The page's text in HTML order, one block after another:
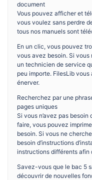
document
Vous pouvez afficher et
vous voulez sans perdre
tous nos manuels sont
En un clic, vous pouvez
vous avez besoin. Si
un technicien de service
peu importe. FilesLib
énerver.
Recherchez par une
pages uniques
Si vous n’avez pas besoin
faire, vous pouvez
besoin. Si vous ne
besoin d’instructions
instructions différents afin
Savez-vous que le bac 5
découvrir de nouvelles